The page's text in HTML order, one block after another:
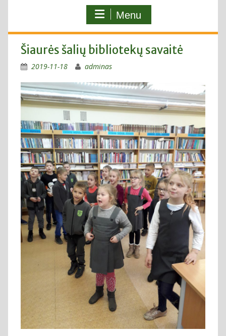
Menu
Šiaurės šalių bibliotekų savaitė
2019-11-18 adminas